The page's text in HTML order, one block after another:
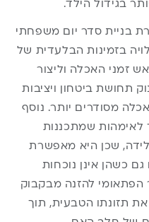
בגידול הילד.
בניית סדר יום משפחתי
בזמינות הבלעדית של
זמני האכלה וליצור
תחושת ביטחון ויציבות
מסודרים יותר. נוסף
שמתכננות
שכן היא מאפשרת
כשהן אינן נוכחות
הפתאומי להזנה מבקבוק
תזונתו הטבעית, תוך